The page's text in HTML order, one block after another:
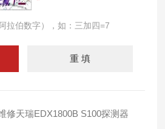
拉伯数字），如：三加四=7
修天瑞EDX1800B S100探测器